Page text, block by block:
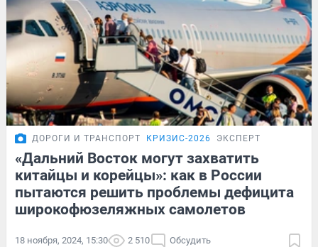
ДОРОГИ И ТРАНСПОРТ КРИЗИС-2026 ЭКСПЕРТ
«Дальний Восток могут захватить
китайцы и корейцы»: как в России
пытаются решить проблемы дефицита
широкофюзеляжных самолетов
18 ноября, 2024, 15:30 2 510 Обсудить